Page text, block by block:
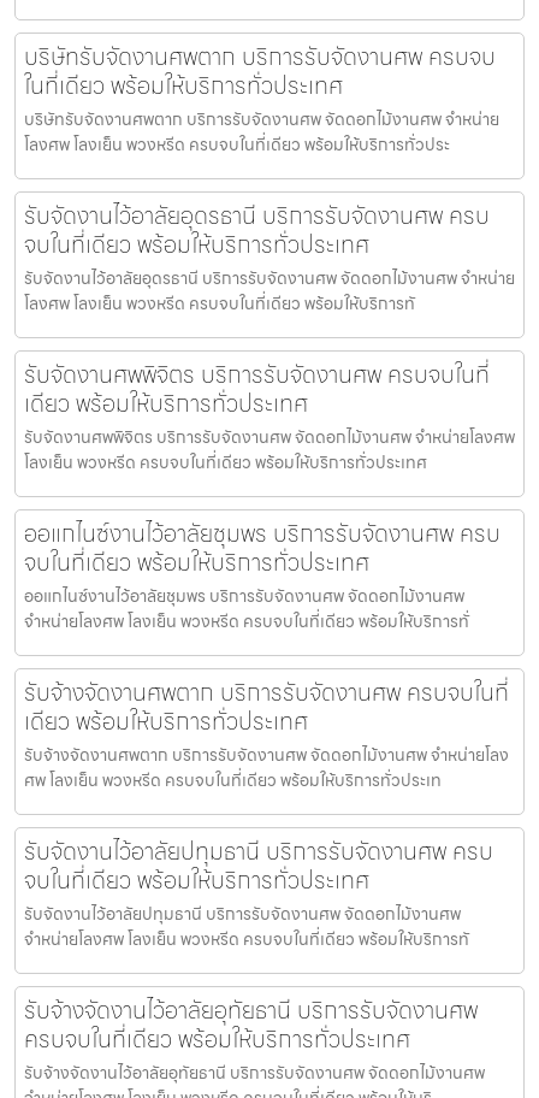
บริษัทรับจัดงานศพตาก บริการรับจัดงานศพ ครบจบ
ในที่เดียว พร้อมให้บริการทั่วประเทศ
บริษัทรับจัดงานศพตาก บริการรับจัดงานศพ จัดดอกไม้งานศพ จำหน่าย
โลงศพ โลงเย็น พวงหรีด ครบจบในที่เดียว พร้อมให้บริการทั่วประ
รับจัดงานไว้อาลัยอุดรธานี บริการรับจัดงานศพ ครบ
จบในที่เดียว พร้อมให้บริการทั่วประเทศ
รับจัดงานไว้อาลัยอุดรธานี บริการรับจัดงานศพ จัดดอกไม้งานศพ จำหน่าย
โลงศพ โลงเย็น พวงหรีด ครบจบในที่เดียว พร้อมให้บริการทั
รับจัดงานศพพิจิตร บริการรับจัดงานศพ ครบจบในที่
เดียว พร้อมให้บริการทั่วประเทศ
รับจัดงานศพพิจิตร บริการรับจัดงานศพ จัดดอกไม้งานศพ จำหน่ายโลงศพ
โลงเย็น พวงหรีด ครบจบในที่เดียว พร้อมให้บริการทั่วประเทศ
ออแกไนซ์งานไว้อาลัยชุมพร บริการรับจัดงานศพ ครบ
จบในที่เดียว พร้อมให้บริการทั่วประเทศ
ออแกไนซ์งานไว้อาลัยชุมพร บริการรับจัดงานศพ จัดดอกไม้งานศพ
จำหน่ายโลงศพ โลงเย็น พวงหรีด ครบจบในที่เดียว พร้อมให้บริการทั่
รับจ้างจัดงานศพตาก บริการรับจัดงานศพ ครบจบในที่
เดียว พร้อมให้บริการทั่วประเทศ
รับจ้างจัดงานศพตาก บริการรับจัดงานศพ จัดดอกไม้งานศพ จำหน่ายโลง
ศพ โลงเย็น พวงหรีด ครบจบในที่เดียว พร้อมให้บริการทั่วประเท
รับจัดงานไว้อาลัยปทุมธานี บริการรับจัดงานศพ ครบ
จบในที่เดียว พร้อมให้บริการทั่วประเทศ
รับจัดงานไว้อาลัยปทุมธานี บริการรับจัดงานศพ จัดดอกไม้งานศพ
จำหน่ายโลงศพ โลงเย็น พวงหรีด ครบจบในที่เดียว พร้อมให้บริการทั
รับจ้างจัดงานไว้อาลัยอุทัยธานี บริการรับจัดงานศพ
ครบจบในที่เดียว พร้อมให้บริการทั่วประเทศ
รับจ้างจัดงานไว้อาลัยอุทัยธานี บริการรับจัดงานศพ จัดดอกไม้งานศพ